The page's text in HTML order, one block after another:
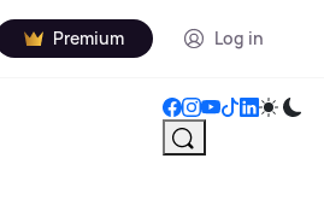
Premium Log in